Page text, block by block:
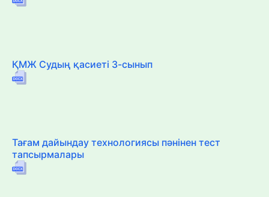
ҚМЖ Судың қасиеті 3-сынып
Тағам дайындау технологиясы пәнінен тест
тапсырмалары